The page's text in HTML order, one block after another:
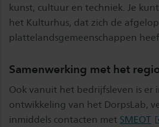
kunst, cultuur en techniek. Je
het Kulturhus, dat zich de
plattelandsgemeenschappen
Samenwerking met het
Ook vanuit het bedrijfsleven is er
ontwikkeling van het DorpsLab,
inmiddels contacten met SMEOT